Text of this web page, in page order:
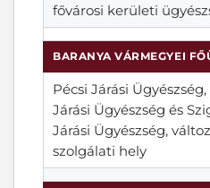
fővárosi kerületi
BARANYA VÁRMEGYEI
Pécsi Járási
Járási Ügyészség és
Járási Ügyészség,
szolgálati hely